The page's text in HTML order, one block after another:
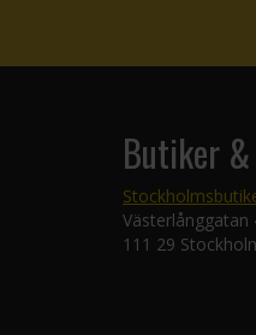
Butiker
Västerlånggatan
111 29